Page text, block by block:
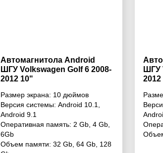
Автомагнитола Android
ШГУ Volkswagen Golf 6 2008-
2012 10"
Размер экрана: 10 дюймов
Версия системы: Android 10.1
Android 9.1
Оперативная память: 2 Gb 4 Gb
6Gb
Объем памяти: 32 Gb 64 Gb 128
ШГУ
2012